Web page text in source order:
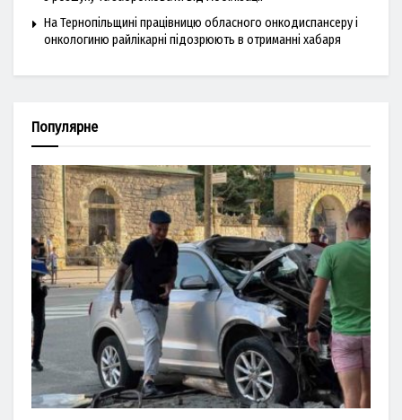
На Тернопільщині працівницю обласного онкодиспансеру і
онкологиню райлікарні підозрюють в отриманні хабаря
Популярне